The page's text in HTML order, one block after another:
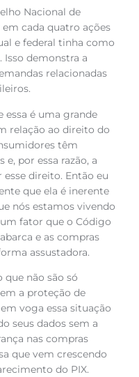
Nacional de
em cada quatro ações
e federal tinha como
demonstra a
relacionadas
essa é uma grande
relação ao direito do
têm
por essa razão, a
direito. Então eu
que ela é inerente
nós estamos vivendo
fator que o Código
e as compras
assustadora.
não são só
a proteção de
voga essa situação
seus dados sem a
nas compras
que vem crescendo
do PIX.